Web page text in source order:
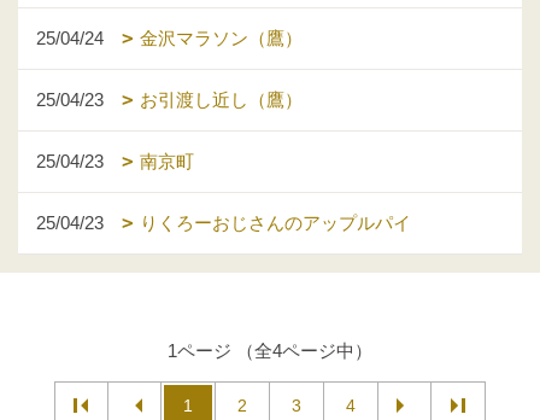
25/04/24 金沢マラソン（鷹）
25/04/23 お引渡し近し（鷹）
25/04/23 南京町
25/04/23 りくろーおじさんのアップルパイ
1ページ （全4ページ中）
1 2 3 4